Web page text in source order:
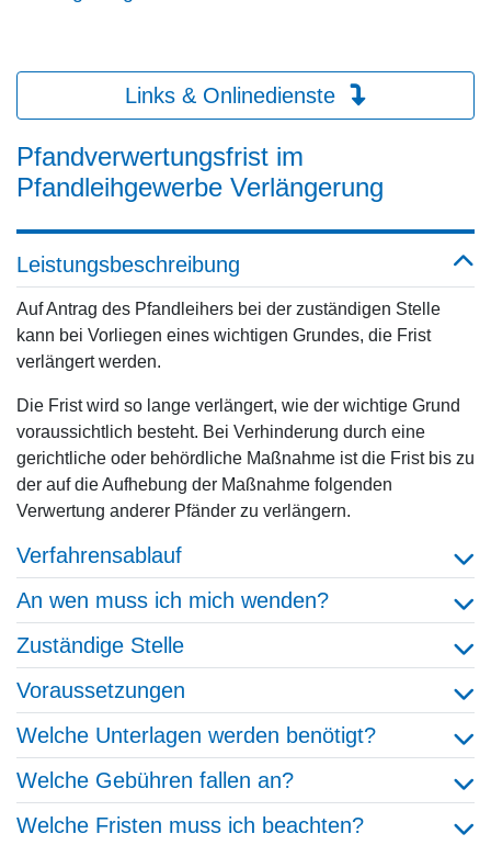
Links & Onlinedienste
Pfandverwertungsfrist im
Pfandleihgewerbe Verlängerung
Leistungsbeschreibung
Auf Antrag des Pfandleihers bei der zuständigen Stelle
kann bei Vorliegen eines wichtigen Grundes, die Frist
verlängert werden.
Die Frist wird so lange verlängert, wie der wichtige Grund
voraussichtlich besteht. Bei Verhinderung durch eine
gerichtliche oder behördliche Maßnahme ist die Frist bis zu
der auf die Aufhebung der Maßnahme folgenden
Verwertung anderer Pfänder zu verlängern.
Verfahrensablauf
An wen muss ich mich wenden?
Zuständige Stelle
Voraussetzungen
Welche Unterlagen werden benötigt?
Welche Gebühren fallen an?
Welche Fristen muss ich beachten?